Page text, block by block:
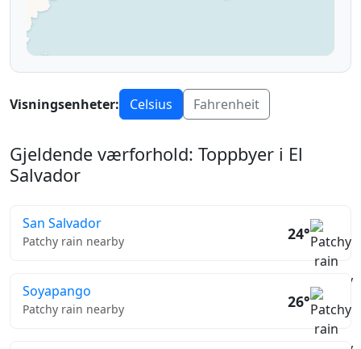
Visningsenheter: Celsius Fahrenheit
Gjeldende værforhold: Toppbyer i El
Salvador
San Salvador
Patchy rain nearby 24°
Soyapango
Patchy rain nearby 26°